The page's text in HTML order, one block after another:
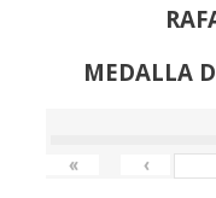
MEDALLA
« ‹